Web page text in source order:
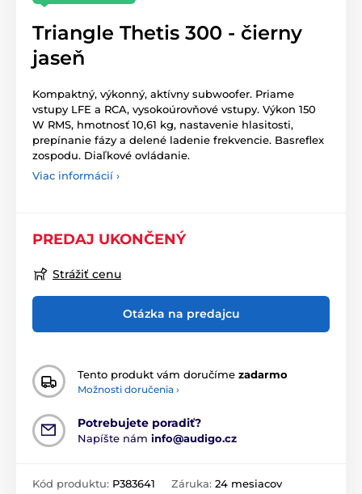
Triangle Thetis 300 - čierny
jaseň
Kompaktný, výkonný, aktívny subwoofer. Priame
vstupy LFE a RCA, vysokoúrovňové vstupy. Výkon 150
W RMS, hmotnosť 10,61 kg, nastavenie hlasitosti,
prepínanie fázy a delené ladenie frekvencie. Basreflex
zospodu. Diaľkové ovládanie.
Viac informácií ›
PREDAJ UKONČENÝ
Strážiť cenu
Otázka na predajcu
Tento produkt vám doručíme zadarmo
Možnosti doručenia ›
Potrebujete poradiť?
Napíšte nám info@audigo.cz
Kód produktu: P383641
Záruka: 24 mesiacov